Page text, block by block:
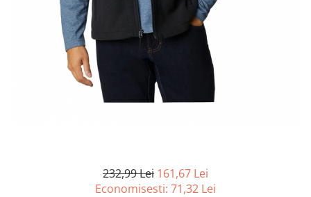
Kit-uri automatizari porti si usi
Mobila dormitor
Mobila gradina & terasa
Mobila Living & Dining
Scule electrice si unelte
Silicon, spume si solutii tehnice
232,99 Lei 161,67 Lei
Economisesti: 71,32 Lei